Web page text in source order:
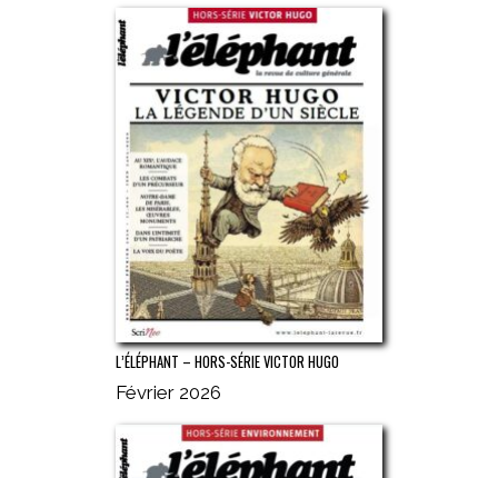
L’ÉLÉPHANT – HORS-SÉRIE VICTOR HUGO
Février 2026